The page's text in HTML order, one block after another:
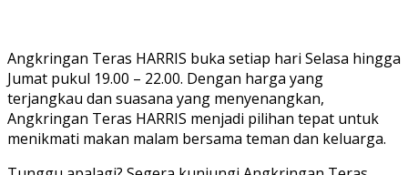
Angkringan Teras HARRIS buka setiap hari Selasa hingga
Jumat pukul 19.00 – 22.00. Dengan harga yang
terjangkau dan suasana yang menyenangkan,
Angkringan Teras HARRIS menjadi pilihan tepat untuk
menikmati makan malam bersama teman dan keluarga.